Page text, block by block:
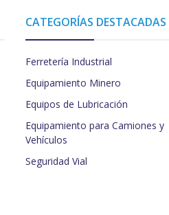
CATEGORÍAS DESTACADAS
Ferretería Industrial
Equipamiento Minero
Equipos de Lubricación
Equipamiento para Camiones y
Vehículos
Seguridad Vial